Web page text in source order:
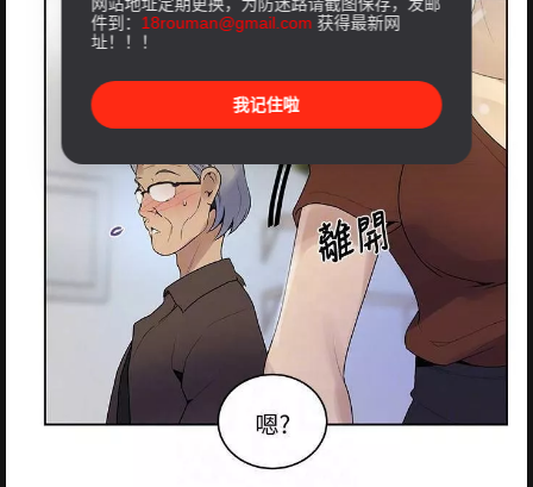
件到： 18rouman@gmail.com 获得最新网
址！！！
我记住啦